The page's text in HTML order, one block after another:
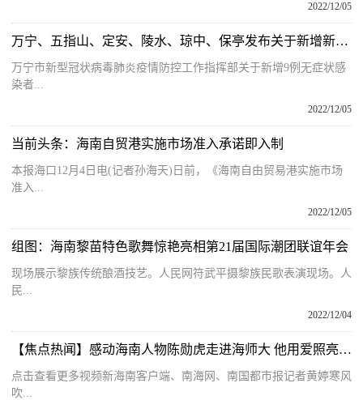
2022/12/05
万宁、五指山、​定安、陵水、琼中、保亭发布关于新增新冠病毒感染者的通报
万宁市新型冠状病毒肺炎疫情防控工作指挥部关于新增9例无症状感
染者...
2022/12/05
当前头条：海南自贸港实施市场准入承诺即入制
本报海口12月4日电(记者孙海天)日前，《海南自由贸易港实施市场
准入...
2022/12/05
组图：海南黎苗特色歌舞惊艳亮相第21届国际潮团联谊年会
现场展示黎族传统酿酒技艺。人民网符武平摄黎族民歌表演现场。人
民...
2022/12/04
【焦点热闻】感动海南人物陈勋虎走进海师大 他用爱照亮“星星的孩子”令人动容
点击查看更多视频新海南客户端、南海网、南国都市报记者黄婷寒风
吹...